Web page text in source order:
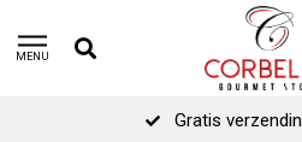
MENU
Gratis